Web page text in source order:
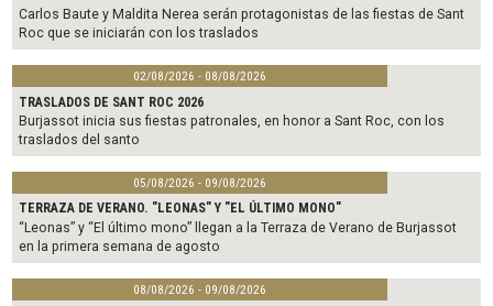
Carlos Baute y Maldita Nerea serán protagonistas de las fiestas de Sant
Roc que se iniciarán con los traslados
02/08/2026 - 08/08/2026
TRASLADOS DE SANT ROC 2026
Burjassot inicia sus fiestas patronales, en honor a Sant Roc, con los
traslados del santo
05/08/2026 - 09/08/2026
TERRAZA DE VERANO. "LEONAS" Y "EL ÚLTIMO MONO"
“Leonas” y “El último mono” llegan a la Terraza de Verano de Burjassot
en la primera semana de agosto
08/08/2026 - 09/08/2026